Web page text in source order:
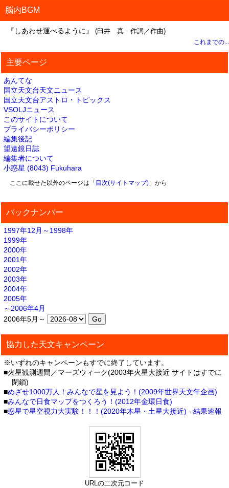
脳内BGM
『しあわせ運べるように』 (臼井 真 作詞／作曲)
これまでの...
主要ページ
あんてな
国立天文台天文ニュース
国立天文台アストロ・トピックス
VSOLJニュース
このサイトについて
プライバシーポリシー
編集後記
望遠鏡日誌
編集者について
小惑星 (8043) Fukuhara
ここに載せた以外のページは「 目次(サイトマップ)」から
バックナンバー
1997年12月～1998年
1999年
2000年
2001年
2002年
2003年
2004年
2005年
～2006年4月
2006年5月～
協力した天文キャンペーン
※いずれのキャンペーンもすでに終了しています。
■火星観測週間／マーズウィーク(2003年火星大接近 サイトはすでに
閉鎖)
■めざせ1000万人！みんなで星を見よう！(2009年世界天文年企画)
■みんなで日食マップをつくろう！(2012年金環日食)
■惑星で星空視力大実験！！！(2020年木星・土星大接近) - 結果速報
URLの二次元コード